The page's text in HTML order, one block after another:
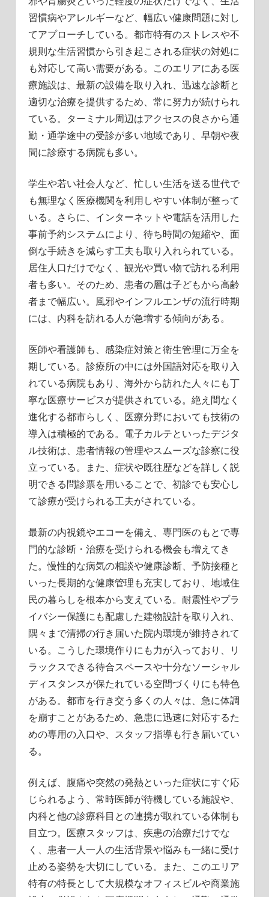
習慣病やアレルギーなど、幅広い健康問題に対し
てアプローチしている。都市特有のストレスや不
規則な生活習慣から引き起こされる症状の対処に
も対応して高い需要がある。このエリアにある医
療施設は、最新の設備を取り入れ、迅速な診断と
適切な治療を提供するため、常に努力が続けられ
ている。ターミナル周辺はアクセスの良さから通
勤・通学途中の受診が多い地域であり、早朝や夜
間に診療する病院も多い。
学生や若い社会人など、忙しい生活を送る世代で
も無理なく医療機関を利用しやすい体制が整って
いる。さらに、インターネットや電話を活用した
事前予約システムにより、待ち時間の短縮や、面
倒な手続きを減らす工夫も取り入れられている。
居住人口だけでなく、観光や買い物で訪れる利用
者も多い。そのため、患者の層は子どもから高齢
者まで幅広い。風邪やインフルエンザの流行時期
には、内科を訪れる人が急増する傾向がある。
医師や看護師も、感染症対策と衛生管理に万全を
期している。診療所の中には外国語対応を取り入
れている病院もあり、海外から訪れた人々にも丁
寧な医療サービスが提供されている。絶え間なく
進化する都市らしく、医療分野においても技術の
導入は積極的である。電子カルテといったデジタ
ル技術は、患者情報の管理やスムーズな診察に役
立っている。また、症状や既往歴などを詳しく説
明できる問診票を用いることで、初診でも安心し
て診療が受けられる工夫がされている。
最新の内視鏡やエコーを備え、専門医のもとで専
門的な診断・治療を受けられる機会も増えてき
た。慢性的な病気の相談や健康診断、予防接種と
いった長期的な健康管理も充実しており、地域住
民の暮らしを根本から支えている。耐震性やプラ
イバシー保護にも配慮した建物設計を取り入れ、
隅々まで清掃の行き届いた院内環境が維持されて
いる。こうした環境作りにも力が入っており、リ
ラックスできる待合スペースや十分なソーシャル
ディスタンスが保たれている空間づくりにも特色
がある。都市を行き交う多くの人々は、急に体調
を崩すことがあるため、急患に迅速に対応するた
めの専用の入口や、スタッフ指導も行き届いてい
る。
例えば、腹痛や突然の発熱といった症状にすぐ応
じられるよう、常時医師が待機している施設や、
内科と他の診療科目との連携が取れている体制も
目立つ。医療スタッフは、疾患の治療だけでな
く、患者一人一人の生活背景や悩みも一緒に受け
止める姿勢を大切にしている。また、このエリア
特有の特長として大規模なオフィスビルや商業施